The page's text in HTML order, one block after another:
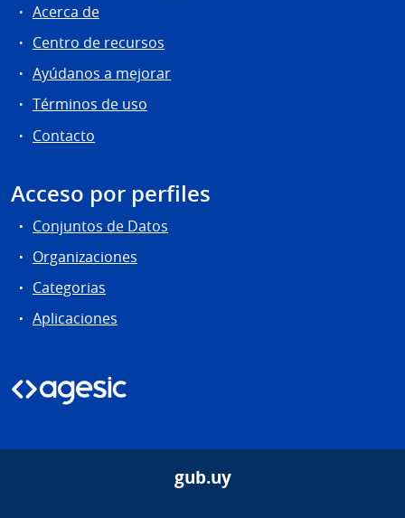
Acerca de
Centro de recursos
Ayúdanos a mejorar
Términos de uso
Contacto
Acceso por perfiles
Conjuntos de Datos
Organizaciones
Categorias
Aplicaciones
gub.uy